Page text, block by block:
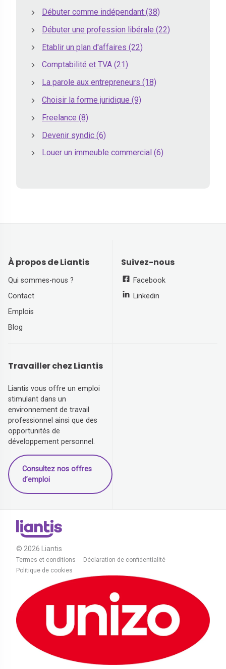
Débuter comme indépendant (38)
Débuter une profession libérale (22)
Etablir un plan d'affaires (22)
Comptabilité et TVA (21)
La parole aux entrepreneurs (18)
Choisir la forme juridique (9)
Freelance (8)
Devenir syndic (6)
Louer un immeuble commercial (6)
À propos de Liantis
Qui sommes-nous ?
Contact
Emplois
Blog
Suivez-nous
Facebook
Linkedin
Travailler chez Liantis
Liantis vous offre un emploi
stimulant dans un
environnement de travail
professionnel ainsi que des
opportunités de
développement personnel.
Consultez nos offres
d’emploi
© 2026 Liantis
Termes et conditions
Déclaration de confidentialité
Politique de cookies